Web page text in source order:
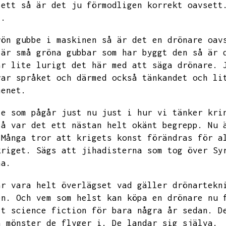
så är det ju förmodligen korrekt
gubbe i maskinen så är det en drönare
små gröna gubbar som har byggt den
lite lurigt det här med att säga drönare.
språket och därmed också tänkandet
pågår just nu just i hur vi tänker
var det ett nästan helt okänt begrepp.
Nu
Många tror att krigets konst förändras för
Sägs att jihadisterna som tog över
vara helt överlägset vad gäller
Och vem som helst kan köpa en drönare
science fiction för bara några år sedan.
mönster de flyger i.
De landar sig själva.